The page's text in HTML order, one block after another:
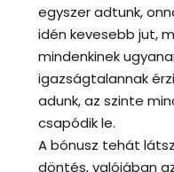
egyszer adtunk,
idén kevesebb jut,
mindenkinek
igazságtalannak
adunk, az szinte
csapódik le.
A bónusz tehát
döntés, valójában